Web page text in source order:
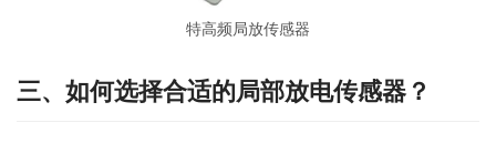
特高频局放传感器
三、如何选择合适的局部放电传感器？